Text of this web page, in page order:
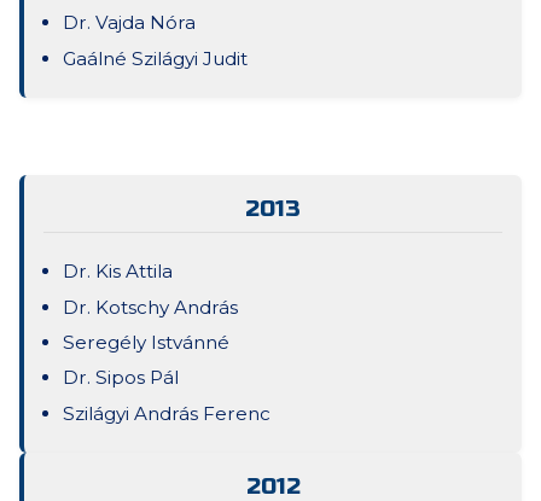
Dr. Vajda Nóra
Gaálné Szilágyi Judit
2013
Dr. Kis Attila
Dr. Kotschy András
Seregély Istvánné
Dr. Sipos Pál
Szilágyi András Ferenc
2012